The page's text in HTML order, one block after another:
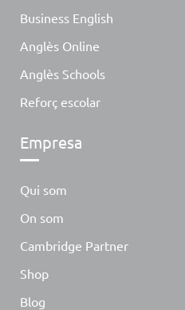
Business English
Anglès Online
Anglès Schools
Reforç escolar
Empresa
Qui som
On som
Cambridge Partner
Shop
Blog